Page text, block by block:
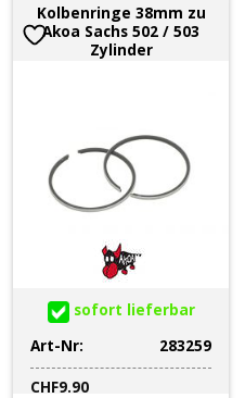
Kolbenringe 38mm zu
Akoa Sachs 502 / 503
Zylinder
sofort lieferbar
Art-Nr:
283259
CHF9.90